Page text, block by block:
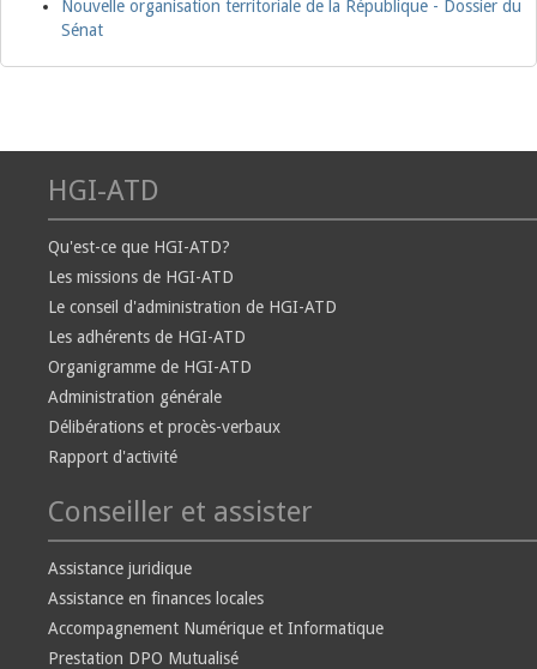
Nouvelle organisation territoriale de la République - Dossier du
Sénat
HGI-ATD
Qu'est-ce que HGI-ATD?
Les missions de HGI-ATD
Le conseil d'administration de HGI-ATD
Les adhérents de HGI-ATD
Organigramme de HGI-ATD
Administration générale
Délibérations et procès-verbaux
Rapport d'activité
Conseiller et assister
Assistance juridique
Assistance en finances locales
Accompagnement Numérique et Informatique
Prestation DPO Mutualisé